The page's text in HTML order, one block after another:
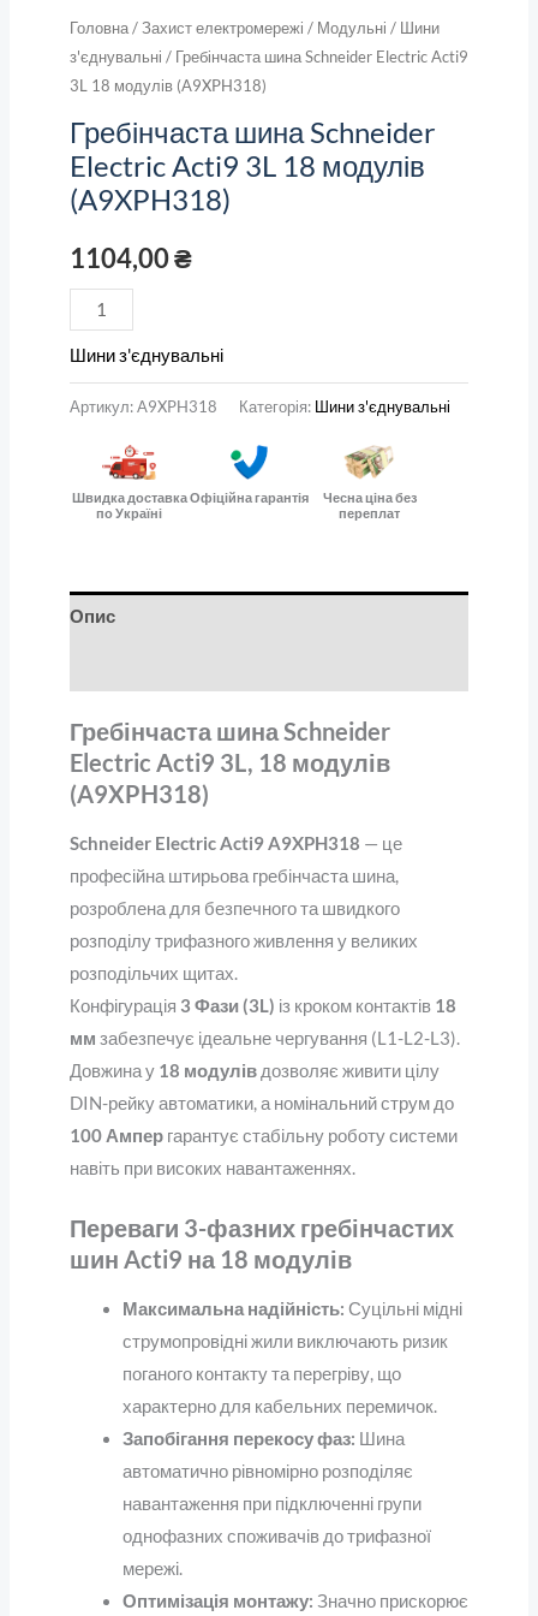
Головна/Захист електромережі / Модульні / Шини
з'єднувальні / Гребінчаста шина Schneider Electric Acti9
3L 18 модулів (A9XPH318)
Гребінчаста шина Schneider
Electric Acti9 3L 18 модулів
(A9XPH318)
1104,00₴
Шини з'єднувальні
Артикул:A9XPH318 Категорія: Шини з'єднувальні
Швидка доставка
по Україні
Офіційна гарантія
Чесна ціна без
переплат
Опис
Гребінчаста шина Schneider
Electric Acti9 3L, 18 модулів
(A9XPH318)
Schneider Electric Acti9 A9XPH318 — це
професійна штирьова гребінчаста шина,
розроблена для безпечного та швидкого
розподілу трифазного живлення у великих
розподільчих щитах.
Конфігурація 3 Фази (3L) із кроком контактів 18
мм забезпечує ідеальне чергування (L1-L2-L3).
Довжина у 18 модулівдозволяє живити цілу
DIN-рейку автоматики, а номінальний струм до
100 Ампергарантує стабільну роботу системи
навіть при високих навантаженнях.
Переваги 3-фазних гребінчастих
шин Acti9 на 18 модулів
Максимальна надійність: Суцільні мідні
струмопровідні жили виключають ризик
поганого контакту та перегріву, що
характерно для кабельних перемичок.
Запобігання перекосу фаз: Шина
автоматично рівномірно розподіляє
навантаження при підключенні групи
однофазних споживачів до трифазної
мережі.
Оптимізація монтажу: Значно прискорює